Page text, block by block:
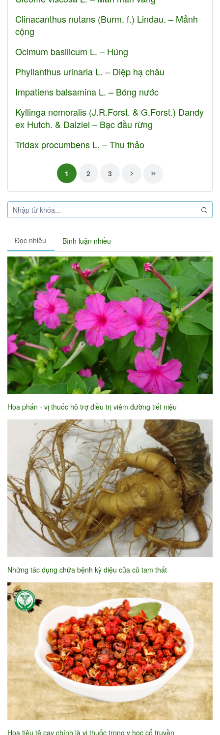
Clinacanthus nutans (Burm. f.) Lindau. – Mảnh
cộng
Ocimum basilicum L. – Húng
Phyllanthus urinaria L. – Diệp hạ châu
Impatiens balsamina L. – Bóng nước
Kyllinga nemoralis (J.R.Forst. & G.Forst.) Dandy
ex Hutch. & Dalziel – Bạc đầu rừng
Tridax procumbens L. – Thu thảo
1 2 3
Đọc nhiều Bình luận nhiều
Hoa phấn - vị thuốc hỗ trợ điều trị viêm đường tiết niệu
Những tác dụng chữa bệnh kỳ diệu của củ tam thất
Hoa tiêu tê cay chính là vị thuốc trong y học cổ truyền